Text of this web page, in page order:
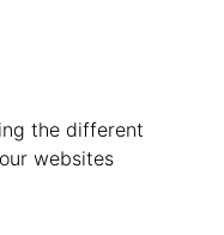
the different
websites